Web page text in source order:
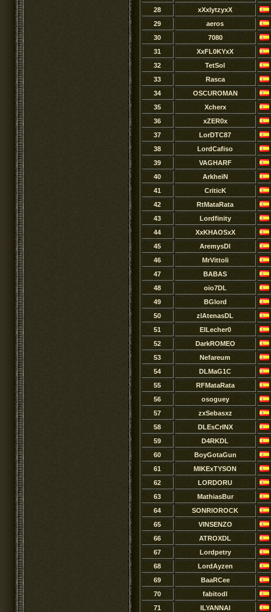
28
xXxlytzyxX
29
aeros
30
7080
31
XxFL0KYxX
32
TetSol
33
Rasca
34
OSCUROMAN
35
Xcherx
36
xZER0x
37
LorDTC87
38
LordCafiso
39
VAGHARF
40
ArkheiN
41
CriticK
42
RtMataRata
43
Lordfinity
44
XxKHAOSxX
45
AremysDl
46
MrVittoli
47
BABAS
48
oio7DL
49
BGlord
50
zlAtenasDL
51
ElLecher0
52
DarkROMEO
53
Nefareum
54
DLMaG1C
55
RFMataRata
56
osoguey
57
zxSebasxz
58
DLEsCrINX
59
D4RKDL
60
BoyGotaGun
61
MIKExTYSON
62
LORDORU
63
MathiasBur
64
SONRlOROCK
65
VINSENZO
66
ATROXDL
67
Lordpetry
68
LordAyzen
69
BaaRCee
70
fabitodl
71
ILYANNAI